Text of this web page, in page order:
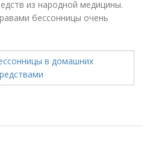
из народной медицины.
бессонницы очень